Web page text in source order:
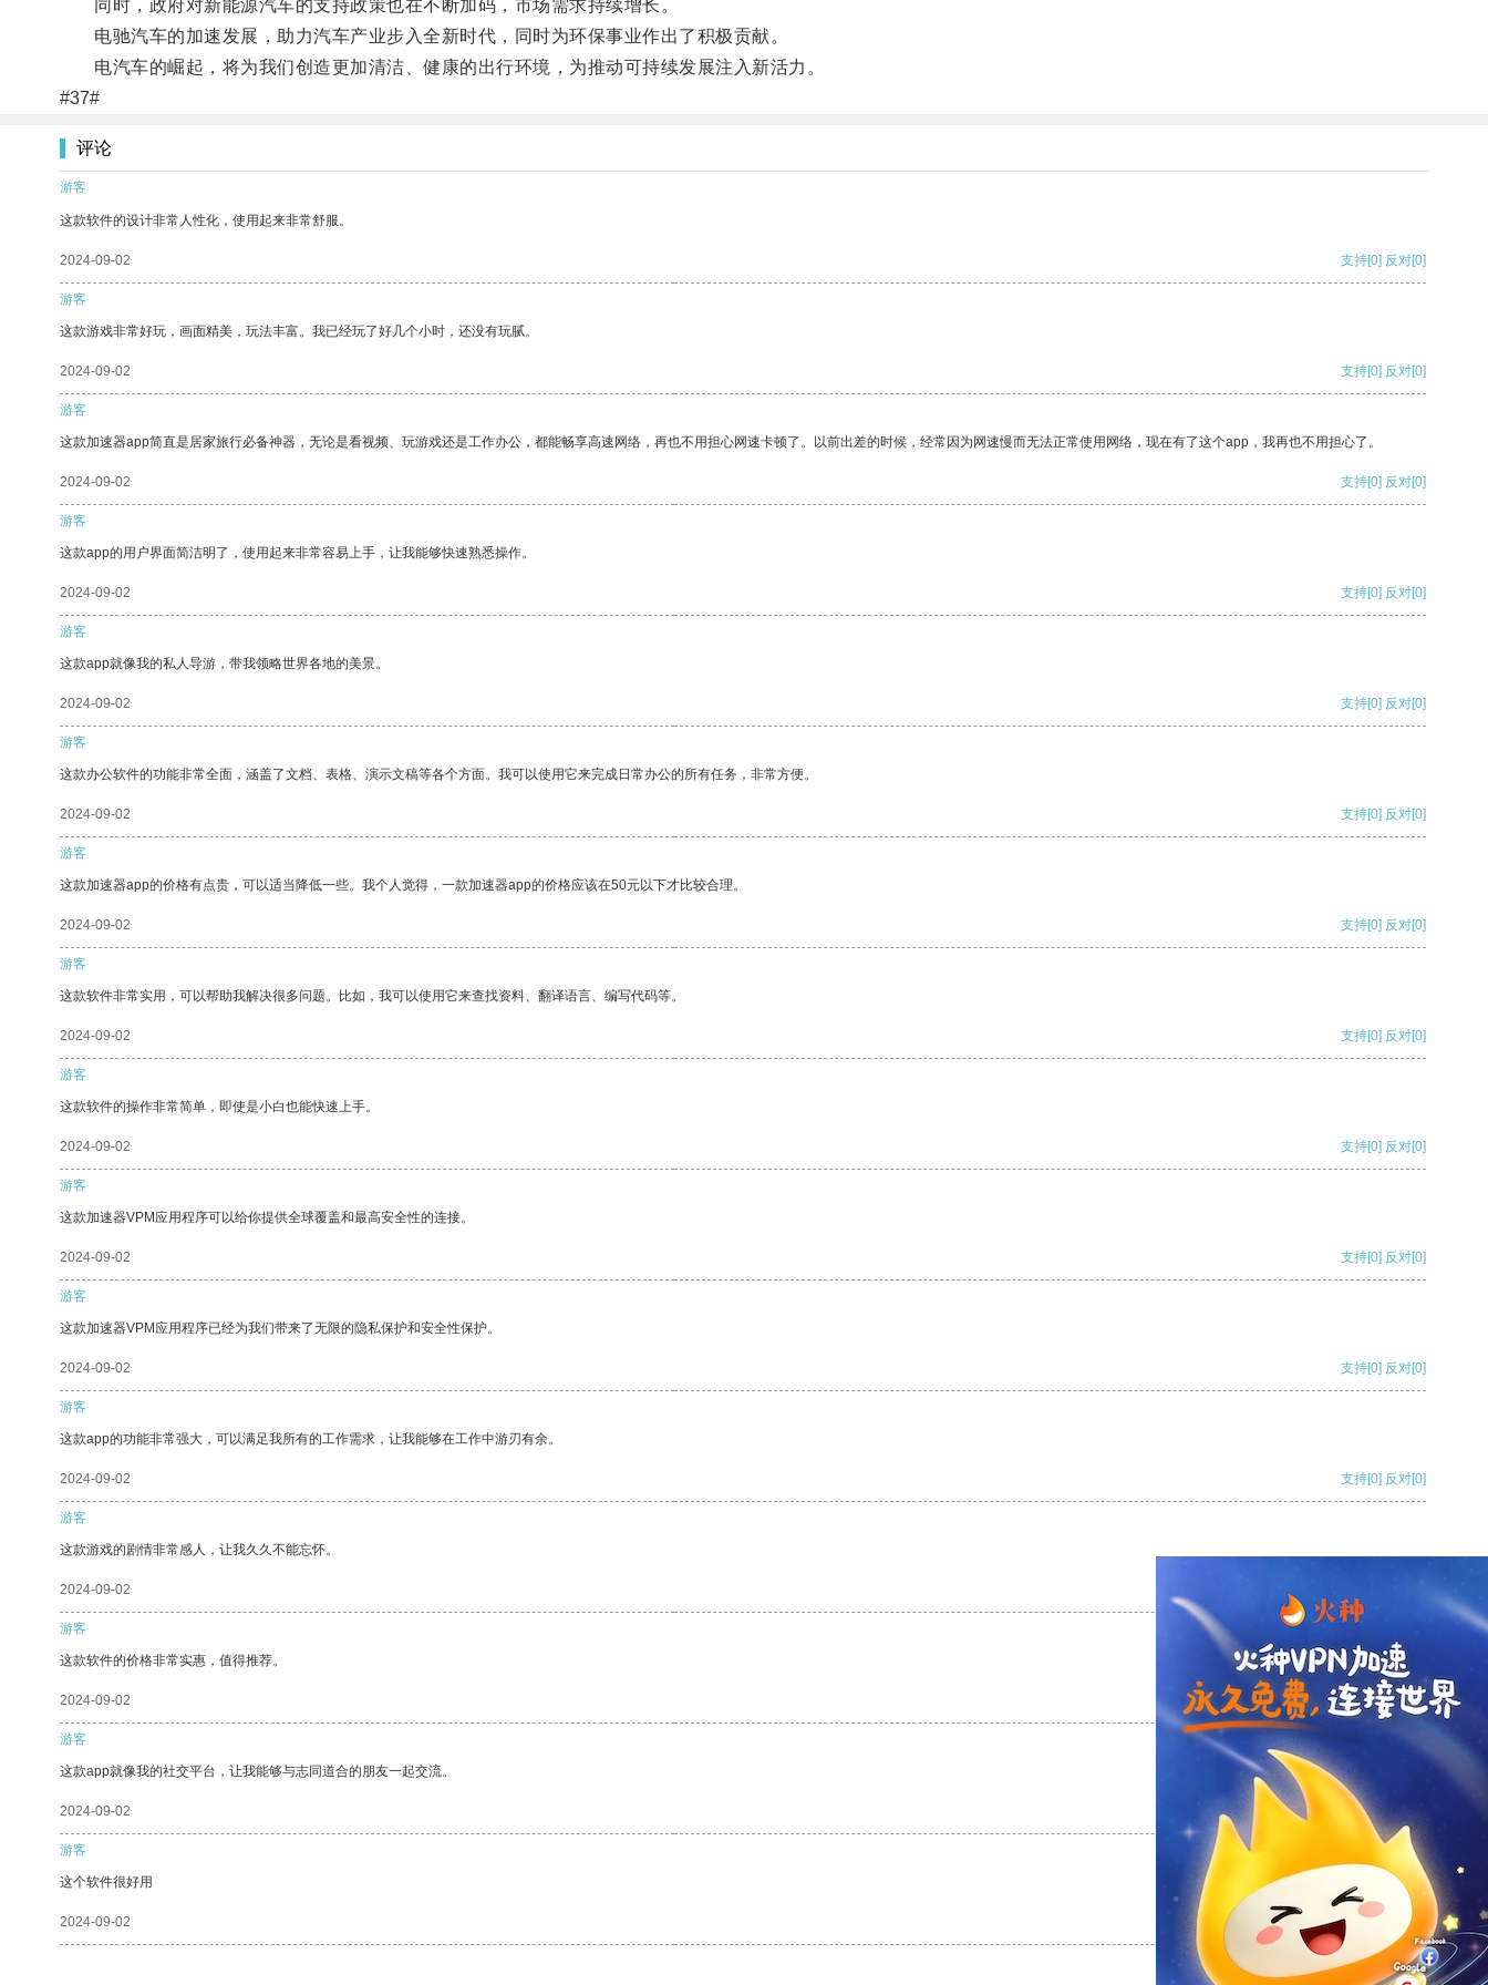
同时，政府对新能源汽车的支持政策也在不断加码，市场需求持续增长。
电驰汽车的加速发展，助力汽车产业步入全新时代，同时为环保事业作出了积极贡献。
电汽车的崛起，将为我们创造更加清洁、健康的出行环境，为推动可持续发展注入新活力。
#37#
评论
游客
这款软件的设计非常人性化，使用起来非常舒服。
2024-09-02 支持[0] 反对[0]
游客
这款游戏非常好玩，画面精美，玩法丰富。我已经玩了好几个小时，还没有玩腻。
2024-09-02 支持[0] 反对[0]
游客
这款加速器app简直是居家旅行必备神器，无论是看视频、玩游戏还是工作办公，都能畅享高速网络，再也不用担心网速卡顿了。以前出差的时候，经常因为网速慢而无法正常使用网络，现在有了这个app，我再也不用担心了。
2024-09-02 支持[0] 反对[0]
游客
这款app的用户界面简洁明了，使用起来非常容易上手，让我能够快速熟悉操作。
2024-09-02 支持[0] 反对[0]
游客
这款app就像我的私人导游，带我领略世界各地的美景。
2024-09-02 支持[0] 反对[0]
游客
这款办公软件的功能非常全面，涵盖了文档、表格、演示文稿等各个方面。我可以使用它来完成日常办公的所有任务，非常方便。
2024-09-02 支持[0] 反对[0]
游客
这款加速器app的价格有点贵，可以适当降低一些。我个人觉得，一款加速器app的价格应该在50元以下才比较合理。
2024-09-02 支持[0] 反对[0]
游客
这款软件非常实用，可以帮助我解决很多问题。比如，我可以使用它来查找资料、翻译语言、编写代码等。
2024-09-02 支持[0] 反对[0]
游客
这款软件的操作非常简单，即使是小白也能快速上手。
2024-09-02 支持[0] 反对[0]
游客
这款加速器VPM应用程序可以给你提供全球覆盖和最高安全性的连接。
2024-09-02 支持[0] 反对[0]
游客
这款加速器VPM应用程序已经为我们带来了无限的隐私保护和安全性保护。
2024-09-02 支持[0] 反对[0]
游客
这款app的功能非常强大，可以满足我所有的工作需求，让我能够在工作中游刃有余。
2024-09-02 支持[0] 反对[0]
游客
这款游戏的剧情非常感人，让我久久不能忘怀。
2024-09-02
游客
这款软件的价格非常实惠，值得推荐。
2024-09-02 支持 [0] 反对[0]
游客
这款app就像我的社交平台，让我能够与志同道合的朋友一起交流。
2024-09-02 支持[0] 反对
游客
这个软件很好用
2024-09-02 支持[0] 反对[0]